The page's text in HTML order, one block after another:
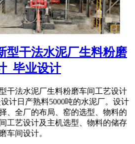
型干法水泥厂生料粉磨
_毕业设计
干法水泥厂生料粉磨车间工艺设计
计日产熟料5000吨的水泥厂。设计
、全厂的布局、窑的选型、物料的
工艺设计及主机选型、物料的储存
车间设计。